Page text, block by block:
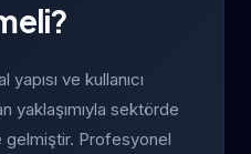
ve kullanıcı
yaklaşımıyla sektörde
gelmiştir. Profesyonel